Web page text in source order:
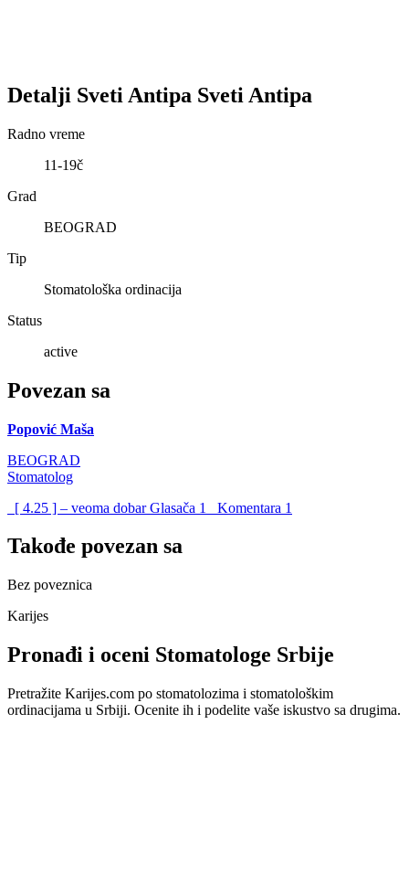
Detalji Sveti Antipa Sveti Antipa
Radno vreme
11-19č
Grad
BEOGRAD
Tip
Stomatološka ordinacija
Status
active
Povezan sa
Popović Maša
BEOGRAD
Stomatolog
[ 4.25 ] – veoma dobarGlasača 1 Komentara 1
Takođe povezan sa
Bez poveznica
Karijes
Pronađi i oceni Stomatologe Srbije
Pretražite Karijes.com po stomatolozima i stomatološkim
ordinacijama u Srbiji. Ocenite ih i podelite vaše iskustvo sa drugima.